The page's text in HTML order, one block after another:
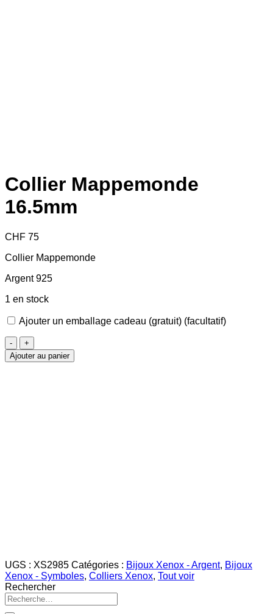
Collier Mappemonde
16.5mm
CHF 75
Collier Mappemonde
Argent 925
1 en stock
Ajouter un emballage cadeau (gratuit) (facultatif)
quantité
de
Collier
Ajouter au panier
UGS : XS2985 Catégories : Bijoux Xenox - Argent, Bijoux
Xenox - Symboles, Colliers Xenox, Tout voir
Rechercher
Recherche
pour :